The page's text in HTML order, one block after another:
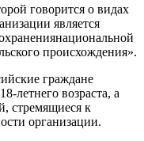
говорится о видах
является
происхождения».
граждане
летнего возраста, а
стремящиеся к
организации.